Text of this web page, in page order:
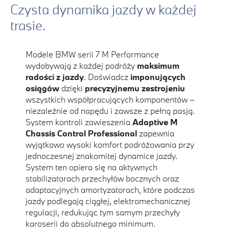
Czysta dynamika jazdy w każdej
trasie.
Modele BMW serii 7 M Performance
wydobywają z każdej podróży maksimum
radości z jazdy. Doświadcz imponujących
osiągów dzięki precyzyjnemu zestrojeniu
wszystkich współpracujących komponentów –
niezależnie od napędu i zawsze z pełną pasją.
System kontroli zawieszenia Adaptive M
Chassis Control Professionalzapewnia
wyjątkowo wysoki komfort podróżowania przy
jednoczesnej znakomitej dynamice jazdy.
System ten opiera się na aktywnych
stabilizatorach przechyłów bocznych oraz
adaptacyjnych amortyzatorach, które podczas
jazdy podlegają ciągłej, elektromechanicznej
regulacji, redukując tym samym przechyły
karoserii do absolutnego minimum.